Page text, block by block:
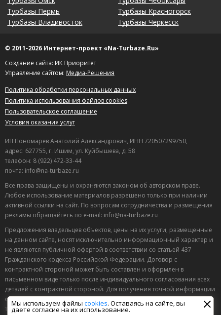
Турбазы Пермь
Турбазы Владивосток
Турбазы Красногорск
Турбазы Черкесск
© 2011-2026 Интернет-проект «Na-Turbaze.Ru»
Создание сайта: ИК Приоритет
Управление сайтом: Медиа-Решения
Политика обработки персональных данных
Политика использования файлов cookies
Пользовательское соглашение
Условия оказания услуг
ИП Пономарев Анатолий Александрович, ИНН 720507299750,
адрес: 627755, г. Ишим, ул. Куйбышева, д. 58
телефон: 8 (922) 472-33-44
почта: info@na-turbaze.ru
Все права защищены и охраняются законом об авторском праве.
Любое использование материалов разрешено только при наличии
активной ссылки на сайт. По вопросам сотрудничества и размещения
рекламы обращайтесь по e-mail: info@na-turbaze.ru
Предложения владельцев объектов, цены на их услуги, размещенные
на данном сайте, носят исключительно информационный характер и
не являются публичной офертой в соответствии со статьей 437
Гражданского кодекса Российской Федерации. Договор с
контрактной стороной может быть составлен и оформлен в
письменном виде только после индивидуального согласования всех
деталей с контрактной стороной. Для получения точной информации
о стоимости, сроках и условиях обращайтесь по контактным
телефонам, указанным на сайте или через форму обратной связи.
Мы используем файлы cookies. Оставаясь на сайте, вы
даете согласие на их использование.